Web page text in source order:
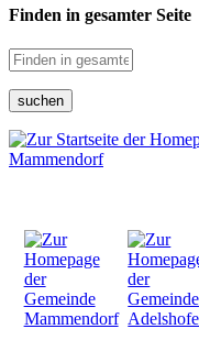
Finden in gesamter Seite
suchen